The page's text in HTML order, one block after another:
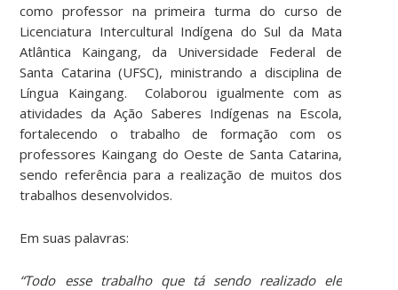
como professor na primeira turma do curso de
Licenciatura Intercultural Indígena do Sul da Mata
Atlântica Kaingang, da Universidade Federal de
Santa Catarina (UFSC), ministrando a disciplina de
Língua Kaingang. Colaborou igualmente com as
atividades da Ação Saberes Indígenas na Escola,
fortalecendo o trabalho de formação com os
professores Kaingang do Oeste de Santa Catarina,
sendo referência para a realização de muitos dos
trabalhos desenvolvidos.
Em suas palavras:
“Todo esse trabalho que tá sendo realizado ele